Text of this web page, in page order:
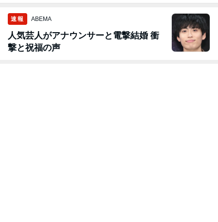
速報 ABEMA
人気芸人がアナウンサーと電撃結婚 衝
撃と祝福の声